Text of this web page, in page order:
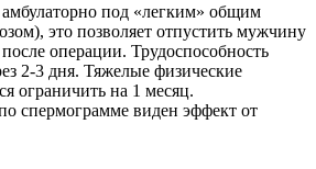
под «легким» общим
это позволяет отпустить мужчину
операции. Трудоспособность
2-3 дня. Тяжелые физические
ограничить на 1 месяц.
спермограмме виден эффект от